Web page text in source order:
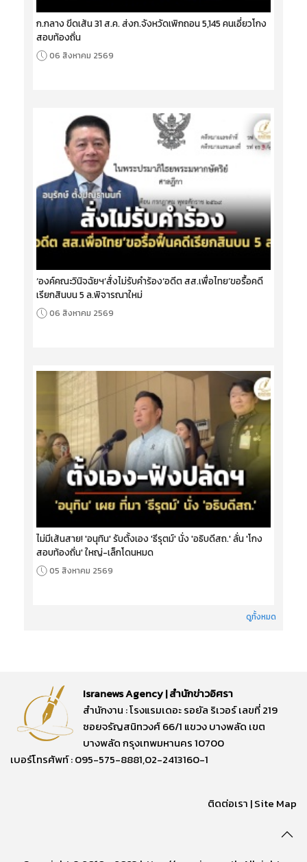
ก.กลาง ขีดเส้น 31 ส.ค. ส่งก.จังหวัดเพิกถอน 5,145 คนเอี่ยวโกง
สอบท้องถิ่น
06 สิงหาคม 2569
‘องค์คณะวินิจฉัยฯ’สั่งไม่รับคำร้อง‘อดีต สส.เพื่อไทย’ขอรื้อคดี
เรียกสินบน 5 ล.พิจารณาใหม่
06 สิงหาคม 2569
ไม่มีเส้นสาย! 'อนุทิน' รับตั้งเอง 'ธีรุตม์' นั่ง 'อธิบดีสถ.' ลั่น 'โกง
สอบท้องถิ่น' ใหญ่-เล็กโดนหมด
05 สิงหาคม 2569
ดูทั้งหมด
Isranews Agency | สำนักข่าวอิศรา
สำนักงาน : โรงแรมเดอะ รอยัล ริเวอร์ เลขที่ 219
ซอยจรัญสนิทวงศ์ 66/1 แขวง บางพลัด เขต
บางพลัด กรุงเทพมหานคร 10700
เบอร์โทรศัพท์ : 095-575-8881,02-2413160-1
ติดต่อเรา |Site Map